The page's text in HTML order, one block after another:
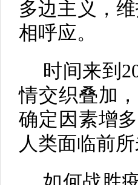
多边主义，
相呼应。
时间来到
情交织叠加
确定因素增
人类面临前所